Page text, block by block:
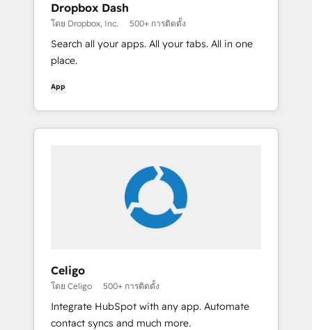
Dropbox Dash
โดย Dropbox, Inc. 500+ การติดตั้ง
Search all your apps. All your tabs. All in one
place.
App
Celigo
โดย Celigo 500+ การติดตั้ง
Integrate HubSpot with any app. Automate
contact syncs and much more.